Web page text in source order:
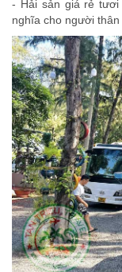
- Hải sản giá rẻ
nghĩa cho người thân